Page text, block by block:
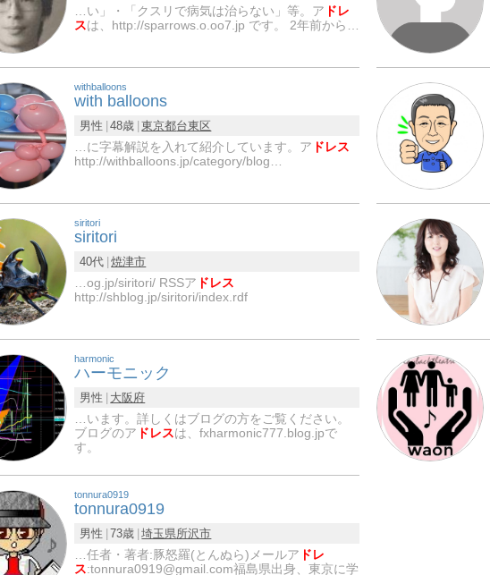
…い」・「クスリで病気は治らない」等。ア ドレ
スは、http://sparrows.o.oo7.jp です。 2年前から…
withballoons
with balloons
男性 48歳 東京都台東区
…に字幕解説を入れて紹介しています。ア ドレス
http://withballoons.jp/category/blog…
siritori
siritori
40代 焼津市
…og.jp/siritori/ RSSア ドレス
http://shblog.jp/siritori/index.rdf
harmonic
ハーモニック
男性
大阪府
…います。詳しくはブログの方をご覧ください。
ブログのア ドレスは、fxharmonic777.blog.jpで
す。
tonnura0919
tonnura0919
男性 73歳 埼玉県所沢市
…任者・著者:豚怒羅(とんぬら)メールア ドレ
ス:tonnura0919@gmail.com福島県出身、東京に学